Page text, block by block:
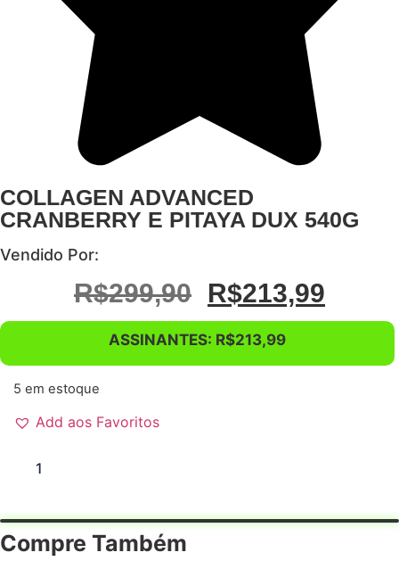
COLLAGEN ADVANCED
CRANBERRY E PITAYA DUX 540G
Vendido Por:
R$299,90
O
Preço
Original
R$213,99
Preço
ASSINANTES: R$213,99
5 em estoque
Add aos Favoritos
ADVANCED
DUX
540G
quantidade
Compre Também